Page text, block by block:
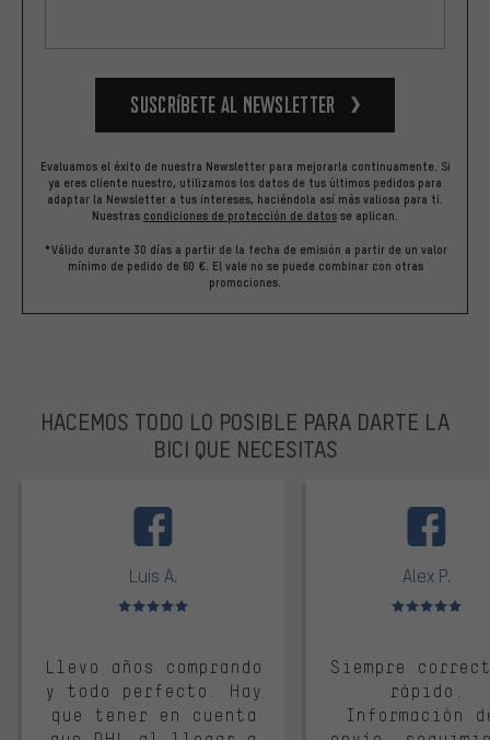
Suscríbete al newsletter
Evaluamos el éxito de nuestra Newsletter para mejorarla continuamente. Si
ya eres cliente nuestro, utilizamos los datos de tus últimos pedidos para
adaptar la Newsletter a tus intereses, haciéndola así más valiosa para ti.
Nuestras condiciones de protección de datos se aplican.
*Válido durante 30 días a partir de la fecha de emisión a partir de un valor
mínimo de pedido de 60 €. El vale no se puede combinar con otras
promociones.
HACEMOS TODO LO POSIBLE PARA DARTE LA
BICI QUE NECESITAS
Luis A.
Valoración media: 5 de 5
Llevo años comprando
y todo perfecto. Hay
que tener en cuenta
Alex P.
Valoración
Siempre
rápido.
Información